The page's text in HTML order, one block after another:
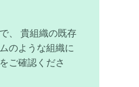
、 貴組織の既存
のような組織に
ご確認くださ